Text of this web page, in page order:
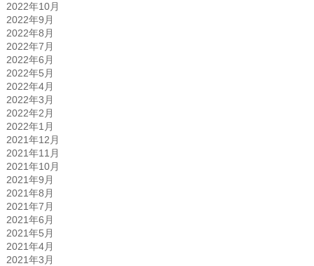
2022年10月
2022年9月
2022年8月
2022年7月
2022年6月
2022年5月
2022年4月
2022年3月
2022年2月
2022年1月
2021年12月
2021年11月
2021年10月
2021年9月
2021年8月
2021年7月
2021年6月
2021年5月
2021年4月
2021年3月